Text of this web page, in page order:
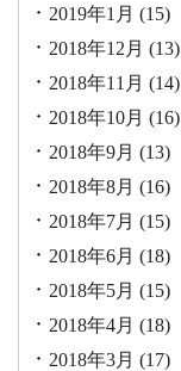
2019年1月 (15)
2018年12月 (13)
2018年11月 (14)
2018年10月 (16)
2018年9月 (13)
2018年8月 (16)
2018年7月 (15)
2018年6月 (18)
2018年5月 (15)
2018年4月 (18)
2018年3月 (17)